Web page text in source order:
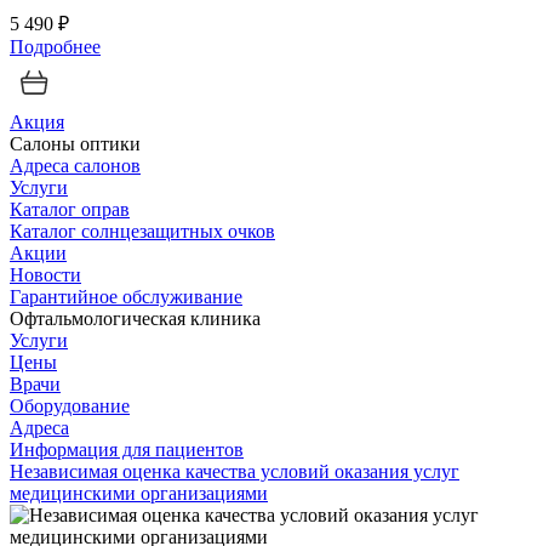
5 490 ₽
Подробнее
Акция
Салоны оптики
Адреса салонов
Услуги
Каталог оправ
Каталог солнцезащитных очков
Акции
Новости
Гарантийное обслуживание
Офтальмологическая клиника
Услуги
Цены
Врачи
Оборудование
Адреса
Информация для пациентов
Независимая оценка качества условий оказания услуг
медицинскими организациями